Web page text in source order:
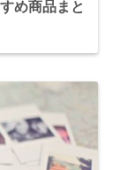
め商品まと